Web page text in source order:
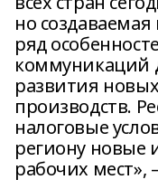
но
ряд
коммуникаций
развития
производств.
налоговые
региону новые
рабочих мест»,